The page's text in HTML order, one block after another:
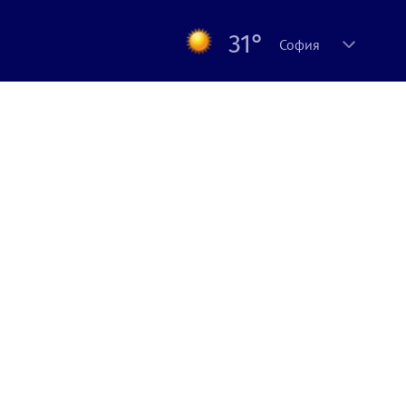
31° София